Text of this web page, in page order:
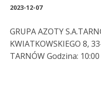
2023-12-07
GRUPA AZOTY
KWIATKOWSKIEGO 8,
TARNÓW Godzina: 10:00